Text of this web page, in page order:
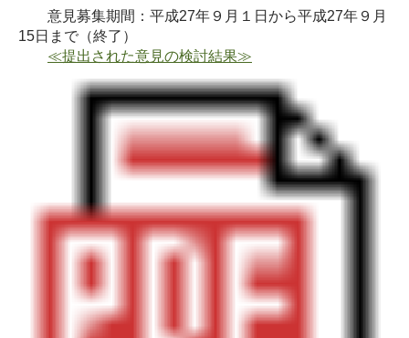
意見募集期間：平成27年９月１日から平成27年９月
15日まで（終了）
≪提出された意見の検討結果≫